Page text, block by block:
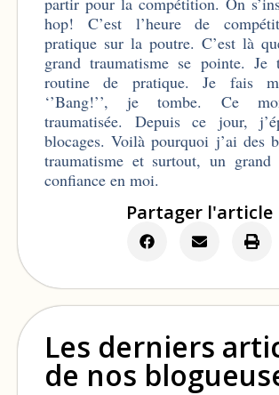
hop! C’est l’heure de
pratique sur la poutre. C’est là
grand traumatisme se pointe. Je
routine de pratique. Je fais
‘’Bang!’’, je tombe. Ce
traumatisée. Depuis ce jour,
blocages. Voilà pourquoi j’ai des
traumatisme et surtout, un grand
confiance en moi.
Partager l'article
Les derniers
de nos